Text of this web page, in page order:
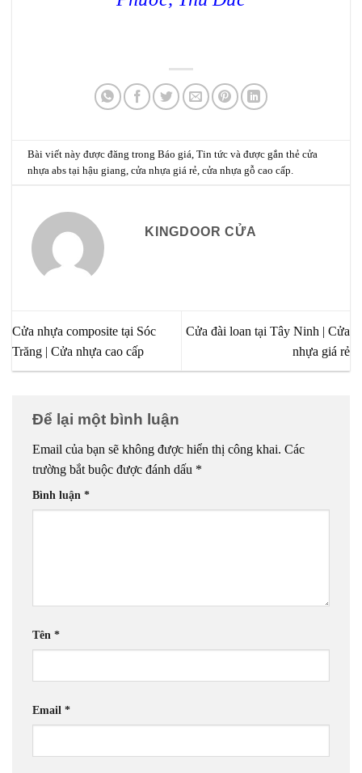
Bài viết này được đăng trongBáo giá ,Tin tức và được gắn thẻcửa
nhựa abs tại hậu giang ,cửa nhựa giá rẻ ,cửa nhựa gỗ cao cấp
KINGDOOR CỬA
Cửa nhựa composite tại Sóc
Trăng | Cửa nhựa cao cấp
Cửa đài loan tại Tây Ninh | Cửa
nhựa giá rẻ
Để lại một bình luận
Email của bạn sẽ không được hiển thị công khai. Các
trường bắt buộc được đánh dấu *
Bình luận *
Tên *
Email *